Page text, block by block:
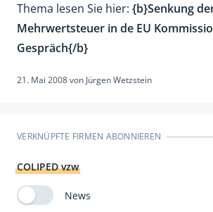
Thema lesen Sie hier: {b}Senkung
Mehrwertsteuer in de EU
Gespräch{/b}
21. Mai 2008von Jürgen Wetzstein
VERKNÜPFTE FIRMEN ABONNIEREN
COLIPED vzw
News